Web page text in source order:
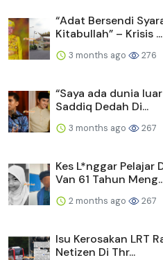
“Adat Bersendi
Kitabullah” – Krisis ...
3 months ago 276
“Saya ada dunia
Saddiq Dedah Di...
3 months ago 267
Kes L*nggar Pelajar
Van 61 Tahun
2 months ago 267
Isu Kerosakan LRT
Netizen Di Thr...